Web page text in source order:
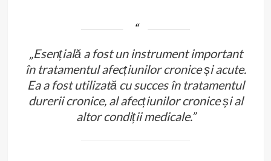
„Esențială a fost un instrument important
în tratamentul afecțiunilor cronice și acute.
Ea a fost utilizată cu succes în tratamentul
durerii cronice, al afecțiunilor cronice și al
altor condiții medicale.”